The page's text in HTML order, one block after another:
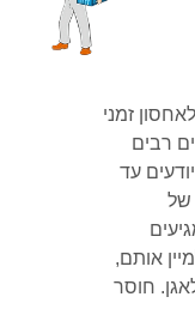
זמני
רבים
עד
של
אותם,
חוסר